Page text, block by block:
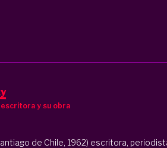
y su obra
de Chile, 1962) escritora,